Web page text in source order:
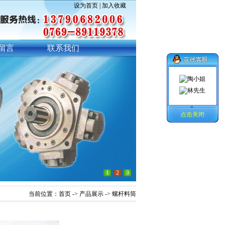
设为首页 加入收藏
言 联系我们
1 2 3
当前位置： 首页 -> 产品展示 -> 螺杆料筒
点击关闭